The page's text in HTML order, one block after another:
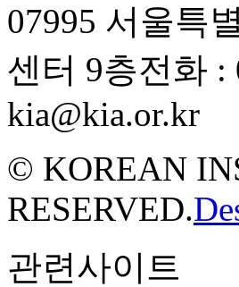
07995 서울특
센터 9층전화 :
kia@kia.or.kr
© KOREAN
RESERVED.
관련사이트